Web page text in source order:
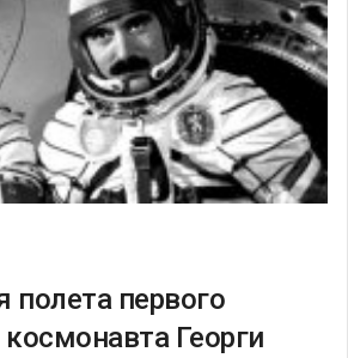
полета первого
космонавта Георги